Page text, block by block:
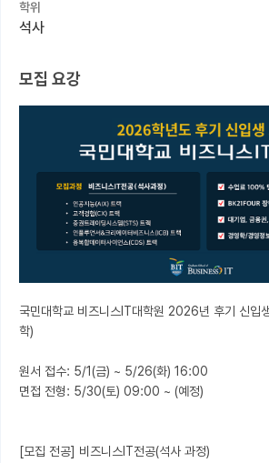
커리어
반도체 아카데미
재팬라운지 🌸
학위
석사
모집 요강
국민대학교 비즈니스IT대학원 2026년 후기 신
학)
원서 접수: 5/1(금) ~ 5/26(화) 16:00
면접 전형: 5/30(토) 09:00 ~ (예정)
[모집 전공] 비즈니스IT전공(석사 과정)